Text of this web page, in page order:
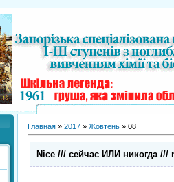
Главная » 2017 » Жовтень » 08
Nice /// сейчас ИЛИ никогда ///